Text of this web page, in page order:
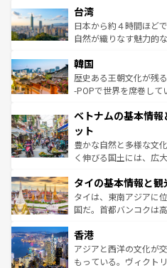
人々、おいしいローカ
ク、伝統的なフラダン
っている。訪れるたび
はコンテンツ一覧
リアリーフや大陸中央
ク）、タスマニアの美
ど、見どころがたくさ
いる。アクティビティ
ビング、ハイキングな
い。オーストラリアの
参照してほしい。
台湾
日本から約４時間ほど
自然が織りなす魅力的
ン）、静ひつな山岳地
と山間の静けさが共存
驚きをもたらしてくれ
容にもいいと評判のス
照してほしい。
韓国
歴史ある王朝文化が残
-POPで世界を席巻して
き、地方に足を延ばせ
できる。そして、キム
まで、さまざまな韓国
らではのナイトライフ
わっ
覧 を参照してほしい。
ベトナムの基本情
ット
豊かな自然と多様な文
く伸びる国土には、広
急速な発展と共に伝統
ーチミン市のフランス
醸し出している。また
とつ。フォーやバイン
ひ現地で味わいたい。
が旅行者を迎えてくれ
タイの基本情報と
タイは、東南アジアに
国だ。首都バンコクは
の活気が交差している
帯で自然と触れ合い、
いビーチでリゾート気
香港
アジアと西洋の文化が
もっている。ヴィクト